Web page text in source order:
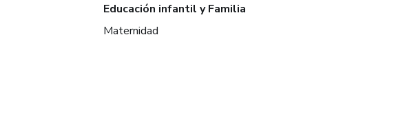
Educación infantil y Familia
Maternidad